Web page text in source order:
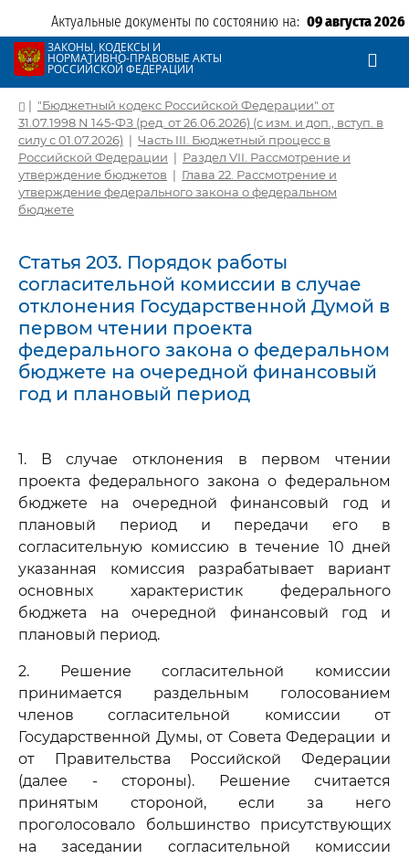
Актуальные документы по состоянию на: 09 августа 2026
ЗАКОНЫ, КОДЕКСЫ И
НОРМАТИВНО-ПРАВОВЫЕ АКТЫ
РОССИЙСКОЙ ФЕДЕРАЦИИ
| "Бюджетный кодекс Российской Федерации" от
31.07.1998 N 145-ФЗ (ред. от 26.06.2026) (с изм. и доп., вступ. в
силу с 01.07.2026) | Часть III. Бюджетный процесс в
Российской Федерации | Раздел VII. Рассмотрение и
утверждение бюджетов | Глава 22. Рассмотрение и
утверждение федерального закона о федеральном
бюджете
Статья 203. Порядок работы
согласительной комиссии в случае
отклонения Государственной Думой в
первом чтении проекта
федерального закона о федеральном
бюджете на очередной финансовый
год и плановый период
1. В случае отклонения в первом чтении
проекта федерального закона о федеральном
бюджете на очередной финансовый год и
плановый период и передачи его в
согласительную комиссию в течение 10 дней
указанная комиссия разрабатывает вариант
основных характеристик федерального
бюджета на очередной финансовый год и
плановый период.
2. Решение согласительной комиссии
принимается раздельным голосованием
членов согласительной комиссии от
Государственной Думы, от Совета Федерации и
от Правительства Российской Федерации
(далее - стороны). Решение считается
принятым стороной, если за него
проголосовало большинство присутствующих
на заседании согласительной комиссии